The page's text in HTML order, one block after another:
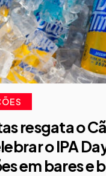
resgata o
o IPA
em bares e